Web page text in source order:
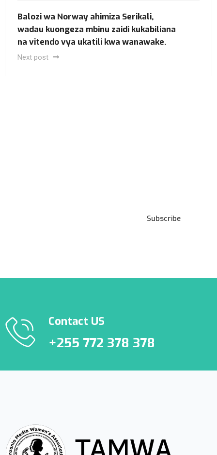
Balozi wa Norway ahimiza Serikali,
wadau kuongeza mbinu zaidi kukabiliana
na vitendo vya ukatili kwa wanawake.
Next post
Subscribe
Contact US
+255 772 378 378